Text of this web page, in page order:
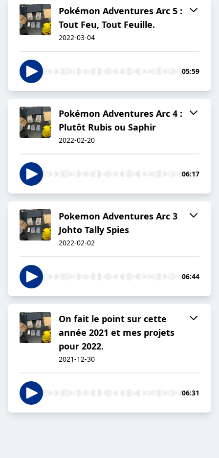
Pokémon Adventures Arc 5 :
Tout Feu, Tout Feuille.
2022-03-04
05:59
Pokémon Adventures Arc 4 :
Plutôt Rubis ou Saphir
2022-02-20
06:17
Pokemon Adventures Arc 3
Johto Tally Spies
2022-02-02
06:44
On fait le point sur cette
année 2021 et mes projets
pour 2022.
2021-12-30
06:31